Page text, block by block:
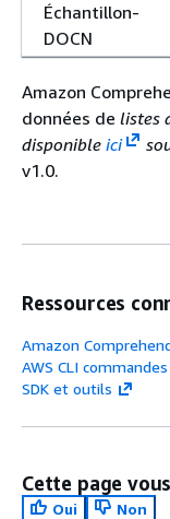
Échantillon-
DOCN
Amazon
données de listes
disponible ici
v1.0.
Ressources
Amazon
AWS CLI
SDK et outils
Cette page
Oui
Non